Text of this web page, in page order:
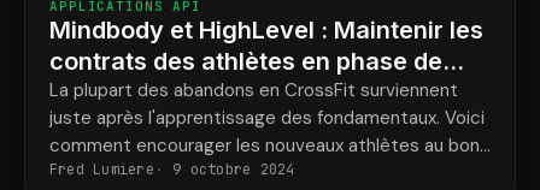
APPLICATIONS API
Mindbody et HighLevel : Maintenir les
contrats des athlètes en phase de
démarrage jusqu'à la fin de la période
de retrait.
La plupart des abandons en CrossFit surviennent
juste après l'apprentissage des fondamentaux. Voici
comment encourager les nouveaux athlètes au bon
moment et les maintenir tout au long de leur
Fred Lumiere 9 octobre 2024